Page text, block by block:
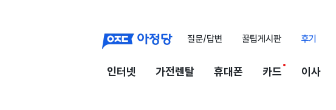
질문/답변 꿀팁게시판 후기
인터넷 가전렌탈 휴대폰 카드 이사